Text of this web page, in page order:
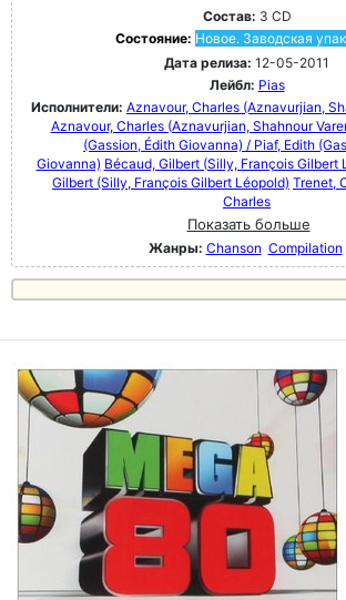
Состав: 3 CD
Состояние: Новое. Заводская
Дата релиза: 12-05-2011
Лейбл: Pias
Исполнители: Aznavour, Charles (Aznavurjian,
Aznavour, Charles (Aznavurjian, Shahnour
(Gassion, Édith Giovanna) / Piaf, Edith
Giovanna) Bécaud, Gilbert (Silly, François Gilbert
Gilbert (Silly, François Gilbert Léopold) Trenet,
Charles
Показать больше
Жанры: Chanson Compilation